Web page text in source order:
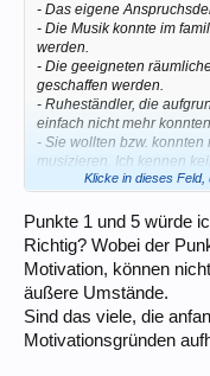
- Das eigene
- Die Musik konnte im
werden.
- Die geeigneten
geschaffen werden.
- Ruheständler, die
einfach nicht mehr
- Sie wollten bzw.
musizieren. Ich kennen
Klicke in dieses Feld,
Punkte 1 und 5 würde
Richtig? Wobei der
Motivation, können
äußere Umstände.
Sind das viele, die
Motivationsgründen